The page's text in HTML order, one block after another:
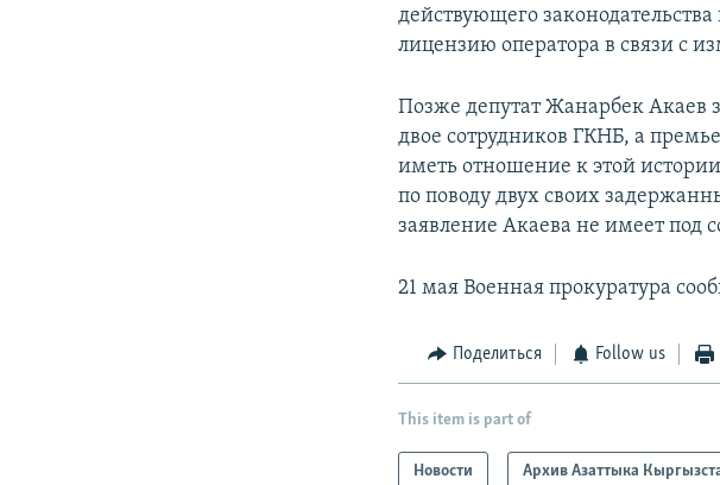
действующего
лицензию оператора в связи с
Позже депутат Жанарбек Акаев
двое сотрудников ГКНБ, а
иметь отношение к этой
по поводу двух своих
заявление Акаева не имеет под
21 мая Военная прокуратура
Поделиться Follow us
This item is part of
Новости Архив Азаттыка